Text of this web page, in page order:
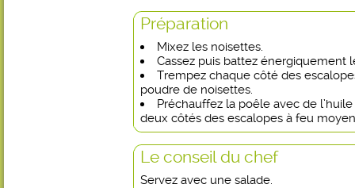
Préparation
Mixez les noisettes.
Cassez puis battez
Trempez chaque côté des
poudre de noisettes.
Préchauffez la poêle avec de
deux côtés des escalopes à feu
Le conseil du chef
Servez avec une salade.